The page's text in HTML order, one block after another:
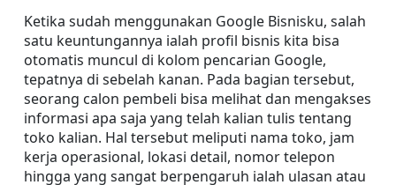
Ketika sudah menggunakan Google Bisnisku, salah
satu keuntungannya ialah profil bisnis kita bisa
otomatis muncul di kolom pencarian Google,
tepatnya di sebelah kanan. Pada bagian tersebut,
seorang calon pembeli bisa melihat dan mengakses
informasi apa saja yang telah kalian tulis tentang
toko kalian. Hal tersebut meliputi nama toko, jam
kerja operasional, lokasi detail, nomor telepon